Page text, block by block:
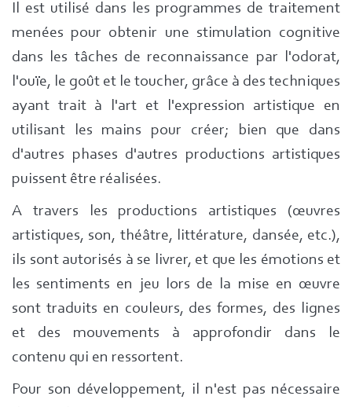
Il est utilisé dans les programmes de traitement
menées pour obtenir une stimulation cognitive
dans les tâches de reconnaissance par l'odorat,
l'ouïe, le goût et le toucher, grâce à des techniques
ayant trait à l'art et l'expression artistique en
utilisant les mains pour créer; bien que dans
d'autres phases d'autres productions artistiques
puissent être réalisées.
A travers les productions artistiques (œuvres
artistiques, son, théâtre, littérature, dansée, etc.),
ils sont autorisés à se livrer, et que les émotions et
les sentiments en jeu lors de la mise en œuvre
sont traduits en couleurs, des formes, des lignes
et des mouvements à approfondir dans le
contenu qui en ressortent.
Pour son développement, il n'est pas nécessaire